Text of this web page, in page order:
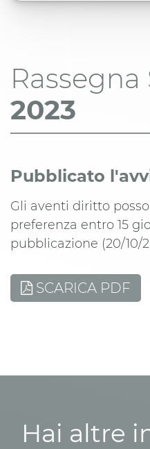
2023
Pubblicato
Gli aventi diritto
preferenza entro 15
pubblicazione (20/10/
SCARICA PDF
Hai altre